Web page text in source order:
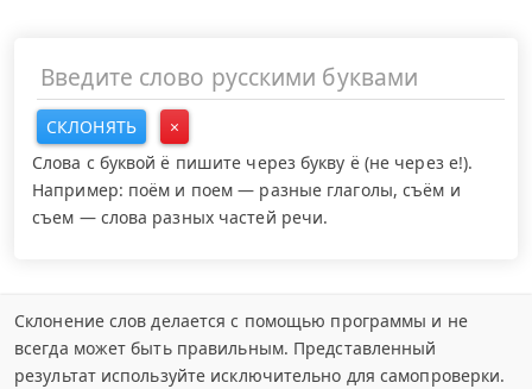
СКЛОНЯТЬ
×
Слова с буквой ё пишите через букву ё (не через е!).
Например: поём и поем — разные глаголы, съём и
съем — слова разных частей речи.
Склонение слов делается с помощью программы и не
всегда может быть правильным. Представленный
результат используйте исключительно для самопроверки.